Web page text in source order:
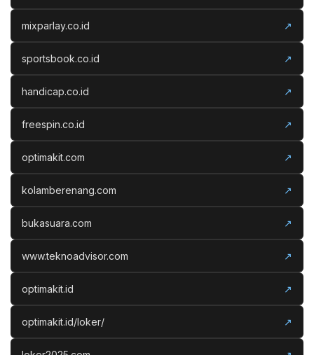
mixparlay.co.id ↗
sportsbook.co.id ↗
handicap.co.id ↗
freespin.co.id ↗
optimakit.com ↗
kolamberenang.com ↗
bukasuara.com ↗
www.teknoadvisor.com ↗
optimakit.id ↗
optimakit.id/loker/ ↗